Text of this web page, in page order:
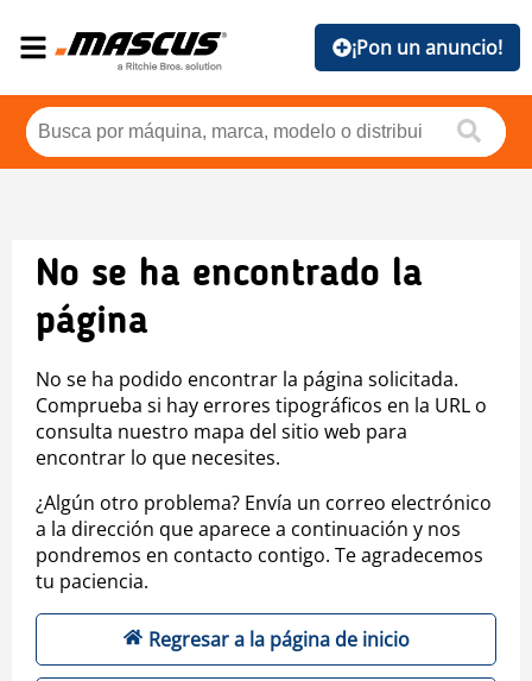
¡Pon un anuncio!
No se ha encontrado la
página
No se ha podido encontrar la página solicitada.
Comprueba si hay errores tipográficos en la URL o
consulta nuestro mapa del sitio web para
encontrar lo que necesites.
¿Algún otro problema? Envía un correo electrónico
a la dirección que aparece a continuación y nos
pondremos en contacto contigo. Te agradecemos
tu paciencia.
Regresar a la página de inicio